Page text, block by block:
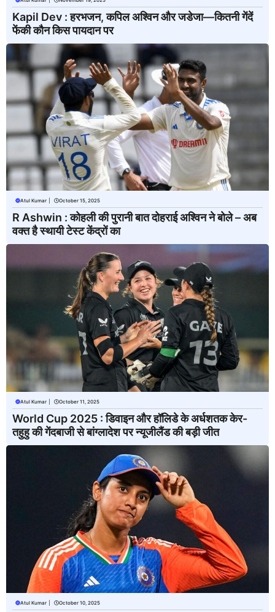
Kapil Dev : हरभजन, कपिल अश्विन और जडेजा—कितनी गेंदें
फेंकी कौन किस पायदान पर
Atul Kumar October 15, 2025
R Ashwin : कोहली की पुरानी बात दोहराई अश्विन ने बोले – अब
वक्त है स्थायी टेस्ट केंद्रों का
Atul Kumar October 11, 2025
World Cup 2025 : डिवाइन और हॉलिडे के अर्धशतक केर-
तहुहु की गेंदबाजी से बांग्लादेश पर न्यूजीलैंड की बड़ी जीत
Atul Kumar October 10, 2025